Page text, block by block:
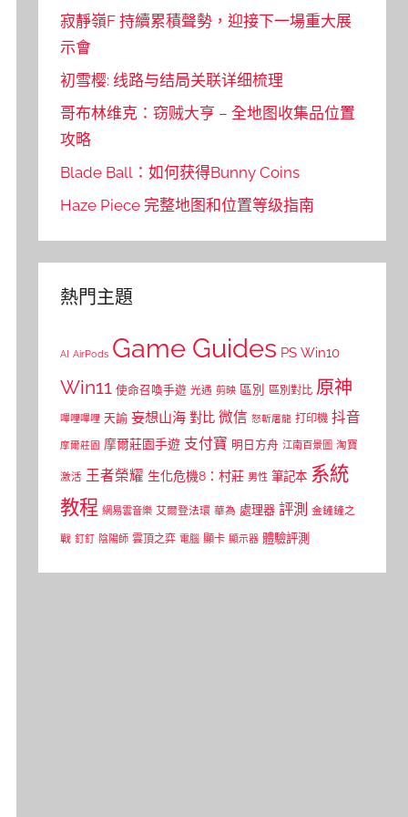
寂靜嶺F 持續累積聲勢，迎接下一場重大展
示會
初雪樱: 线路与结局关联详细梳理
哥布林维克：窃贼大亨 – 全地图收集品位置
攻略
Blade Ball：如何获得Bunny Coins
Haze Piece 完整地图和位置等级指南
熱門主題
AI AirPods Game Guides PS Win10
Win11 使命召喚手遊 光遇 剪映 區別 區別對比 原神
嗶哩嗶哩 天諭 妄想山海 對比 微信 怒斬屠龍 打印機 抖音
摩爾莊園 摩爾莊園手遊 支付寶 明日方舟 江南百景圖 淘寶
激活 王者榮耀 生化危機8：村莊 男性 筆記本 系統
教程 網易雲音樂 艾爾登法環 華為 處理器 評測 金鏟鏟之
戰 釘釘 陰陽師 雲頂之弈 電腦 顯卡 顯示器 體驗評測